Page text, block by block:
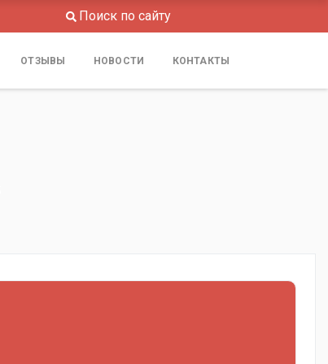
Поиск по сайту
ОТЗЫВЫ НОВОСТИ КОНТАКТЫ